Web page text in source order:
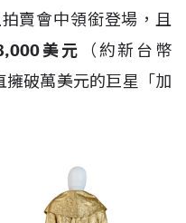
拍賣會中領銜登場，且
美元
（約新台幣
破萬美元的巨星「加